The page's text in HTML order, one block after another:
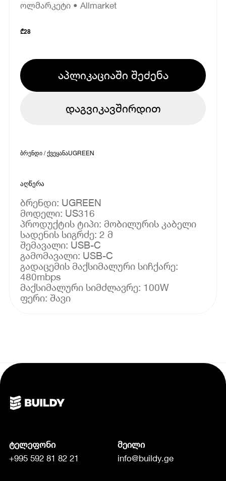
ოლმარკეტი • Allmarket
₾28
აპლიკაციაში შეძენა
დაგვიკავშირდით
ბრენდი / ქვეყანაUGREEN
აღწერა
ბრენდი: UGREEN
მოდელი: US316
პროდუქტის ტიპი: მობილურის კაბელი
სადენის სიგრძე: 2 მ
შემავალი: USB-C
გამომავალი: USB-C
გადაცემის მაქსიმალური სიჩქარე:
480mbps
მაქსიმალური სიმძლავრე: 100W
ფერი: შავი
ტელეფონი
+995 592 81 82 21
მეილი
info@buildy.ge